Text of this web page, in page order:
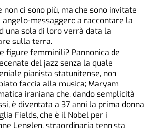
non ci sono più, ma che sono invitate
angelo-messaggero a raccontare la
una sola di loro verrà data la
sulla terra.
figure femminili? Pannonica de
del jazz senza la quale
pianista statunitense, non
faccia alla musica; Maryam
iraniana che, dando semplicità
è diventata a 37 anni la prima donna
Fields, che è il Nobel per i
Lenglen, straordinaria tennista